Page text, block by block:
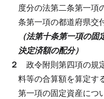
度分の法第二条第一項
条第一項の都道府県交
（法第十条第一項の
決定済額の配分）
２ 政令附則第四項の規
料等の合算額を算定す
第一項の固定資産につ